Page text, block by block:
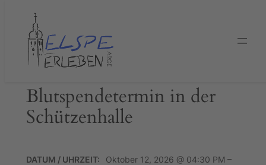
springen
Blutspendetermin in der
Schützenhalle
DATUM / UHRZEIT:
Oktober 12, 2026 @ 04:30 PM –